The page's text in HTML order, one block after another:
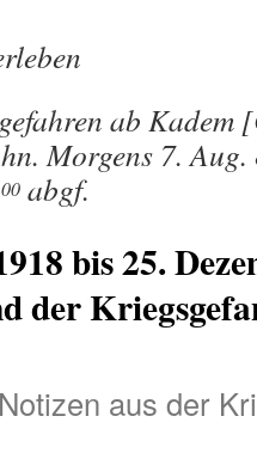
ab Kadem
Morgens 7. Aug.
00 abgf.
bis 25.
der
aus der